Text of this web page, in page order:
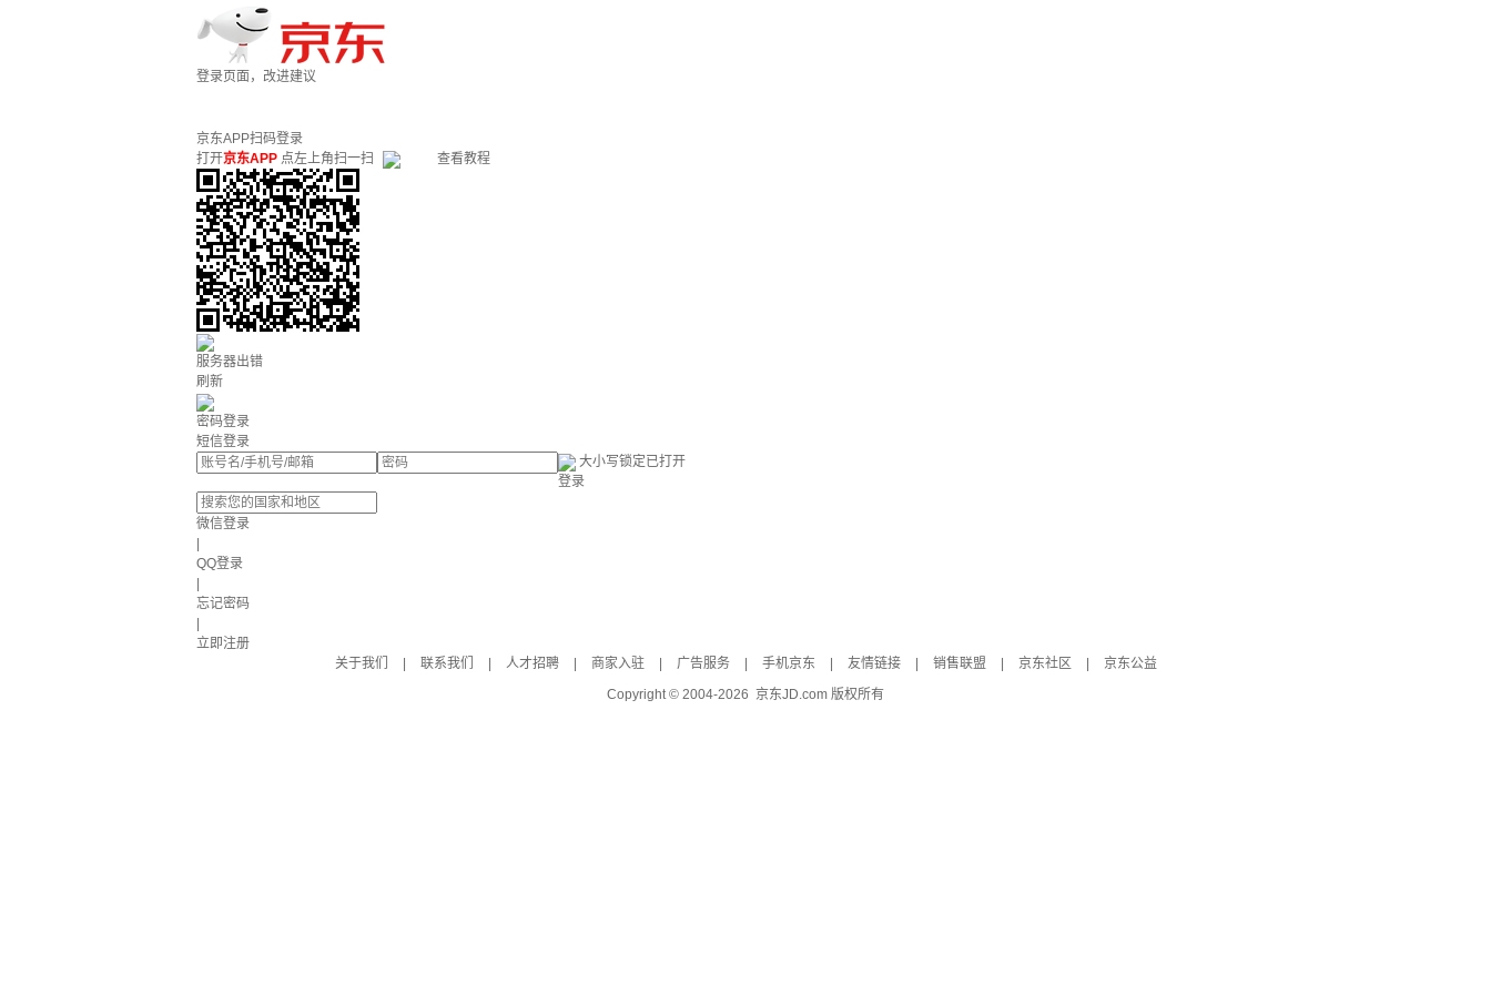
登录页面，改进建议
京东APP扫码登录
打开京东APP 点左上角扫一扫 查看教程
服务器出错
刷新
密码登录
短信登录
大小写锁定已打开
登录
微信登录
QQ登录
忘记密码
立即注册
关于我们
联系我们 人才招聘 商家入驻 广告服务 手机京东 友情链接 销售联盟 京东社区
京东公益
Copyright © 2004-2026 京东JD.com 版权所有